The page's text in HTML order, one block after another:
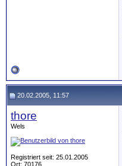
20.02.2005, 11:57
thore
Wels
Registriert seit: 25.01.2005
Ort: 70176